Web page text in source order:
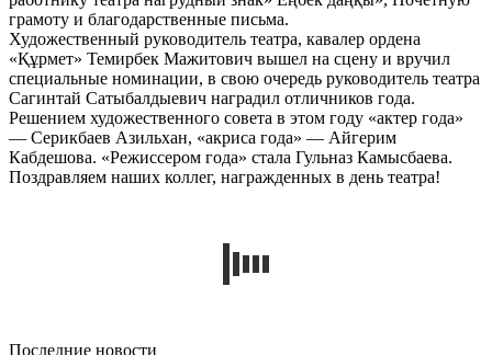
грамоту и благодарственные письма.
Художественный руководитель театра, кавалер ордена
«Құрмет» Темирбек Мажитович вышел на сцену и вручил
специальные номинации, в свою очередь руководитель театра
Сагинтай Сатыбалдыевич наградил отличников года.
Решением художественного совета в этом году «актер года»
— Серикбаев Азильхан, «акриса года» — Айгерим
Кабдешова. «Режиссером года» стала Гульназ Камысбаева.
Поздравляем наших коллег, награжденных в день театра!
Последние новости